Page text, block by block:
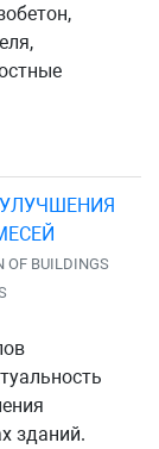
OF BUILDINGS
зданий.